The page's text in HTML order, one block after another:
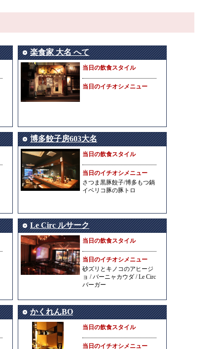
楽食家 大名 へて
当日の飲食スタイル
当日のイチオシメニュー
博多餃子房603大名
当日の飲食スタイル
当日のイチオシメニュー
さつま黒豚餃子/博多もつ鍋
イベリコ豚の豚トロ
Le Circ ルサーク
当日の飲食スタイル
当日のイチオシメニュー
砂ズリとキノコのアヒージ
ョ / バーニャカウダ / Le Circ
バーガー
かくれんBO
当日の飲食スタイル
当日のイチオシメニュー